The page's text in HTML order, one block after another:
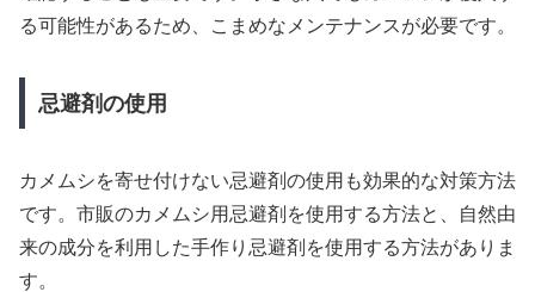
る可能性があるため、こまめなメンテナンスが必要です。
忌避剤の使用
カメムシを寄せ付けない忌避剤の使用も効果的な対策方法
です。市販のカメムシ用忌避剤を使用する方法と、自然由
来の成分を利用した手作り忌避剤を使用する方法がありま
す。